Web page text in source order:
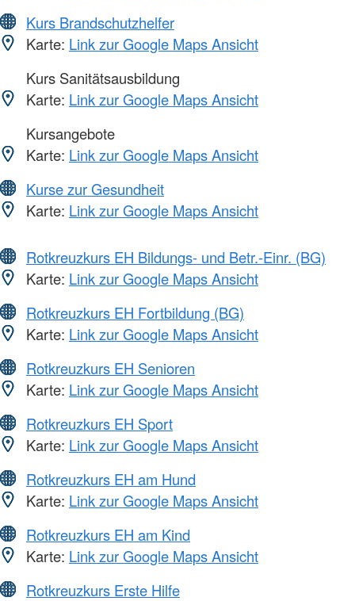
Kurs Brandschutzhelfer
Karte: Link zur Google Maps Ansicht
Kurs Sanitätsausbildung
Karte: Link zur Google Maps Ansicht
Kursangebote
Karte: Link zur Google Maps Ansicht
Kurse zur Gesundheit
Karte: Link zur Google Maps Ansicht
Rotkreuzkurs EH Bildungs- und Betr.-Einr. (BG)
Karte: Link zur Google Maps Ansicht
Rotkreuzkurs EH Fortbildung (BG)
Karte: Link zur Google Maps Ansicht
Rotkreuzkurs EH Senioren
Karte: Link zur Google Maps Ansicht
Rotkreuzkurs EH Sport
Karte: Link zur Google Maps Ansicht
Rotkreuzkurs EH am Hund
Karte: Link zur Google Maps Ansicht
Rotkreuzkurs EH am Kind
Karte: Link zur Google Maps Ansicht
Rotkreuzkurs Erste Hilfe